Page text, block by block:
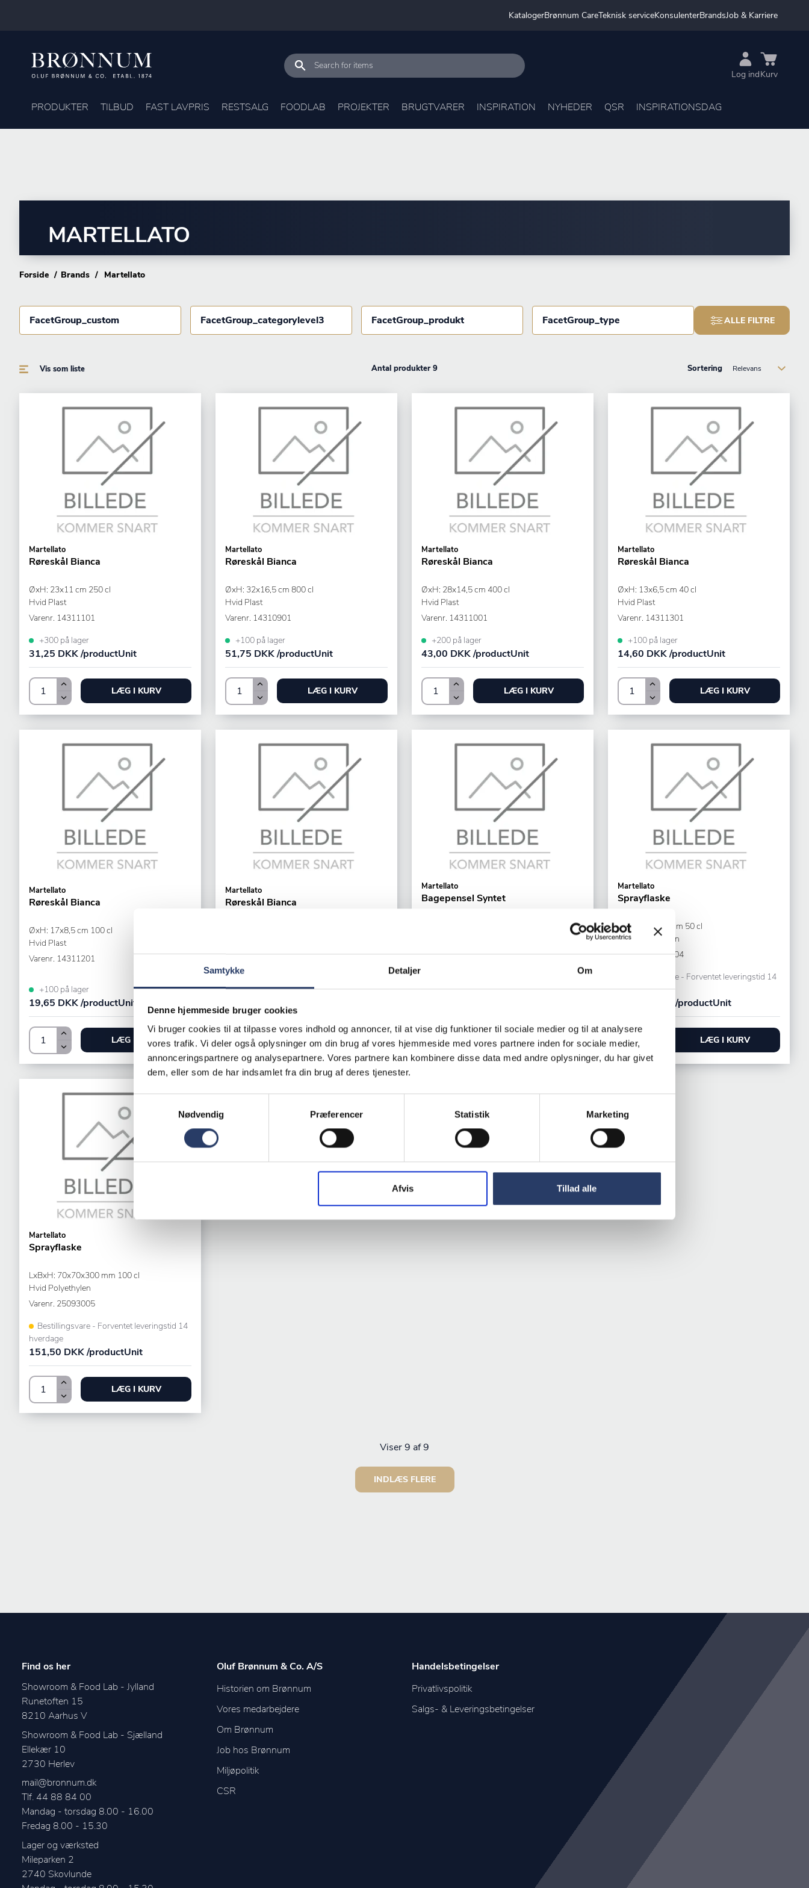
Samtykke Detaljer Om
Denne hjemmeside bruger cookies
Vi bruger cookies til at tilpasse vores indhold og annoncer, til at vise dig funktioner til sociale medier og til at analysere
vores trafik. Vi deler også oplysninger om din brug af vores hjemmeside med vores partnere inden for sociale medier,
annonceringspartnere og analysepartnere. Vores partnere kan kombinere disse data med andre oplysninger, du har givet
dem, eller som de har indsamlet fra din brug af deres tjenester.
Nødvendig
Præferencer Statistik Marketing
Afvis Tillad alle
KatalogerBrønnum CareTeknisk serviceKonsulenterBrandsJob & Karriere
Log indKurv
PRODUKTER TILBUD FAST LAVPRIS RESTSALG FOODLAB PROJEKTER BRUGTVARER INSPIRATION NYHEDER QSR INSPIRATIONSDAG
MARTELLATO
Forside Brands Martellato
FacetGroup_custom FacetGroup_categorylevel3 FacetGroup_produkt FacetGroup_type ALLE FILTRE
Vis som liste Antal produkter 9 Sortering
Martellato
Røreskål Bianca
ØxH: 23x11 cm 250 cl
Hvid Plast
Varenr. 14311101
+300 på lager
31,25 DKK /productUnit
LÆG I KURV
Martellato
Røreskål Bianca
ØxH: 32x16,5 cm 800 cl
Hvid Plast
Varenr. 14310901
+100 på lager
51,75 DKK /productUnit
LÆG I KURV
Martellato
Røreskål Bianca
ØxH: 28x14,5 cm 400 cl
Hvid Plast
Varenr. 14311001
+200 på lager
43,00 DKK /productUnit
LÆG I KURV
Martellato
Røreskål Bianca
ØxH: 13x6,5 cm 40 cl
Hvid Plast
Varenr. 14311301
+100 på lager
14,60 DKK /productUnit
LÆG I KURV
Martellato
Røreskål Bianca
ØxH: 17x8,5 cm 100 cl
Hvid Plast
Varenr. 14311201
+100 på lager
19,65 DKK /productUnit
LÆG I KURV
Martellato
Røreskål Bianca
+25 på lager
LÆG I KURV
Martellato
Bagepensel Syntet
Varenr.14202601
Bestillingsvare - Forventet leveringstid 14
hverdage
LÆG I KURV
Martellato
Sprayflaske
ØxH: 70x300 mm 50 cl
Hvid Polyethylen
Varenr.25093004
Bestillingsvare - Forventet leveringstid 14
hverdage
170,00 DKK /productUnit
LÆG I KURV
Martellato
Sprayflaske
LxBxH: 70x70x300 mm 100 cl
Hvid Polyethylen
Varenr. 25093005
Bestillingsvare - Forventet leveringstid 14
hverdage
151,50 DKK /productUnit
LÆG I KURV
Viser9 af 9
INDLÆS FLERE
Find os her
Showroom & Food Lab - Jylland
Runetoften 15
8210 Aarhus V
Showroom & Food Lab - Sjælland
Ellekær 10
2730 Herlev
mail@bronnum.dk
Tlf. 44 88 84 00
Mandag - torsdag 8.00 - 16.00
Fredag 8.00 - 15.30
Lager og værksted
Mileparken 2
2740 Skovlunde
Oluf Brønnum & Co. A/S
Historien om Brønnum
Vores medarbejdere
Om Brønnum
Job hos Brønnum
Miljøpolitik
CSR
Handelsbetingelser
Privatlivspolitik
Salgs- & Leveringsbetingelser